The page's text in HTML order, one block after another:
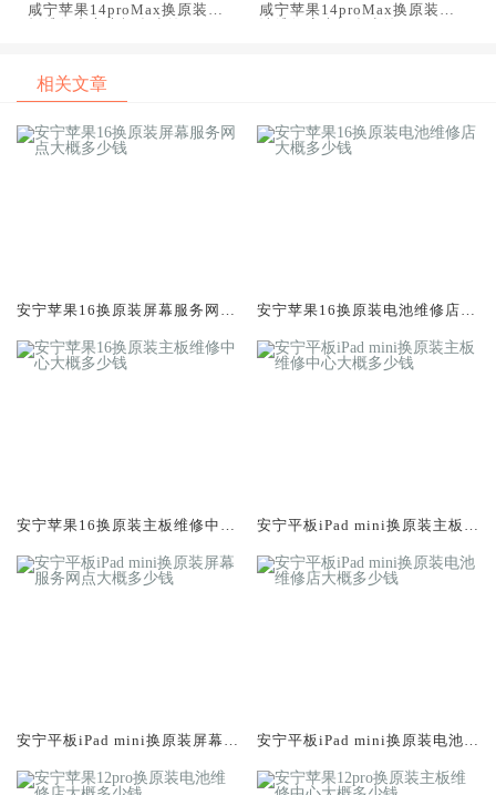
咸宁苹果14proMax换原装主
咸宁苹果14proMax换原装电
相关文章
安宁苹果16换原装屏幕服务网点
安宁苹果16换原装电池维修店大
安宁苹果16换原装主板维修中心
安宁平板iPad mini换原装主板维
安宁平板iPad mini换原装屏幕服
安宁平板iPad mini换原装电池维